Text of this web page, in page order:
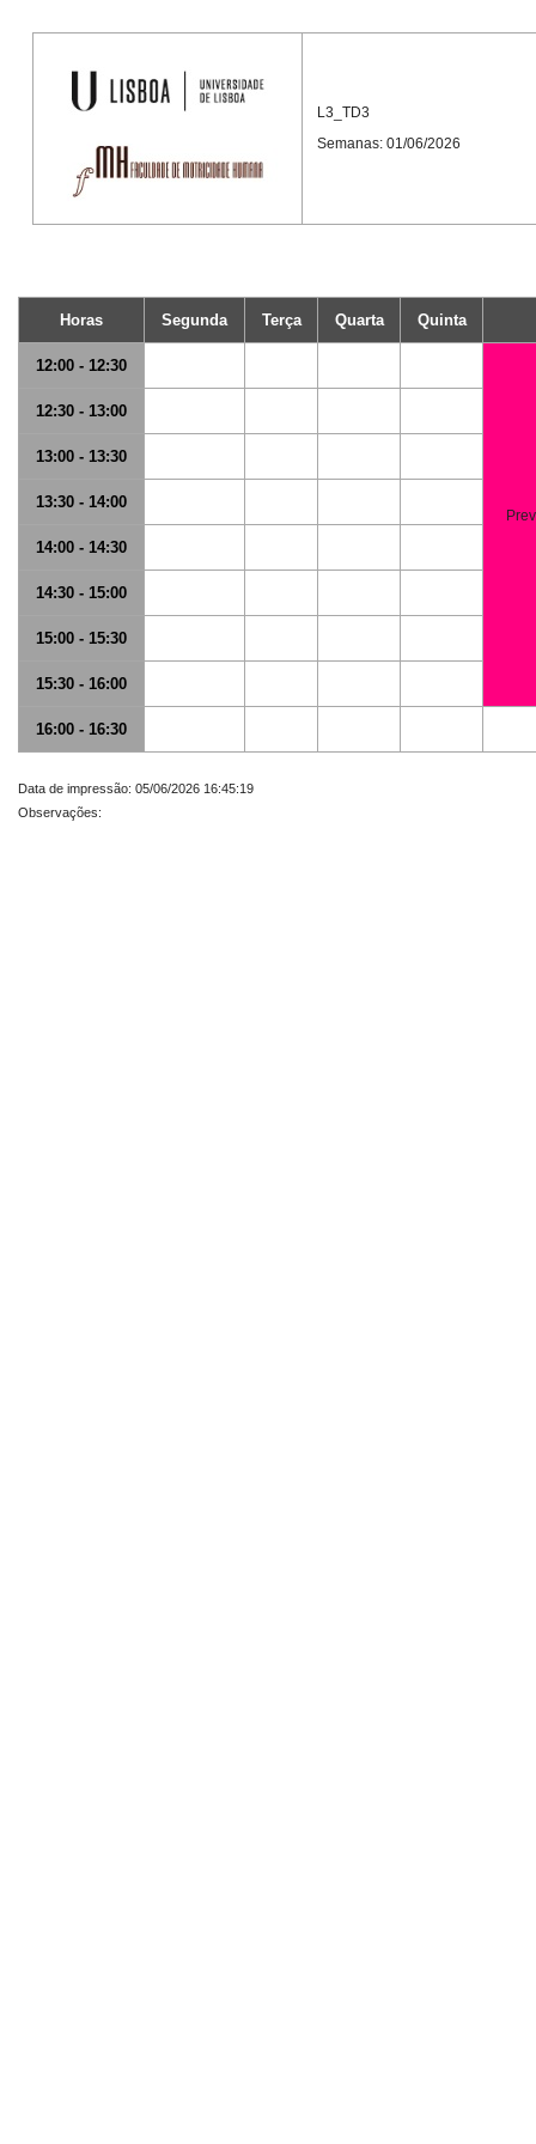
L3_TD3
Semanas: 01/06/2026
Horas Segunda Terça Quarta Quinta
12:00 - 12:30
12:30 - 13:00
13:00 - 13:30
13:30 - 14:00
14:00 - 14:30
14:30 - 15:00
15:00 - 15:30
15:30 - 16:00
16:00 - 16:30
Data de impressão: 05/06/2026 16:45:19
Observações: